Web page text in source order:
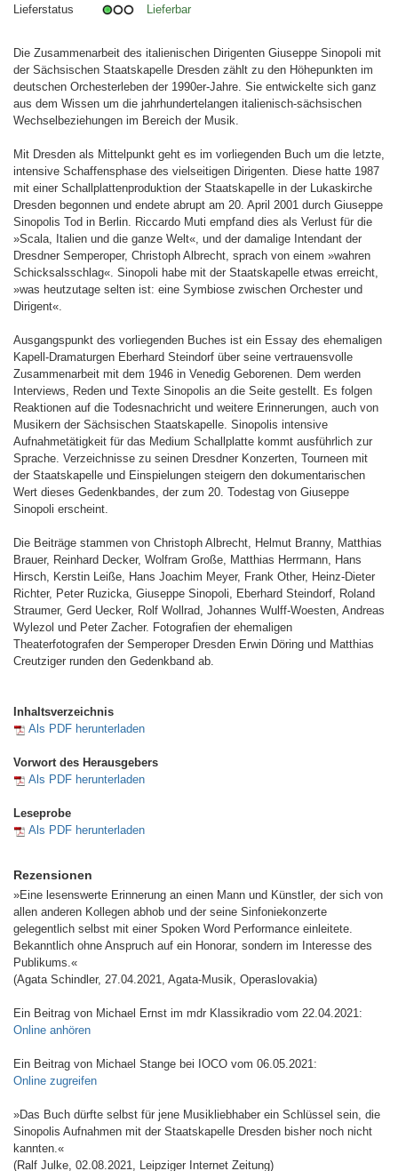
Lieferstatus
Lieferbar
Die Zusammenarbeit des italienischen Dirigenten Giuseppe Sinopoli mit
der Sächsischen Staatskapelle Dresden zählt zu den Höhepunkten im
deutschen Orchesterleben der 1990er-Jahre. Sie entwickelte sich ganz
aus dem Wissen um die jahrhundertelangen italienisch-sächsischen
Wechselbeziehungen im Bereich der Musik.
Mit Dresden als Mittelpunkt geht es im vorliegenden Buch um die letzte,
intensive Schaffensphase des vielseitigen Dirigenten. Diese hatte 1987
mit einer Schallplattenproduktion der Staatskapelle in der Lukaskirche
Dresden begonnen und endete abrupt am 20. April 2001 durch Giuseppe
Sinopolis Tod in Berlin. Riccardo Muti empfand dies als Verlust für die
»Scala, Italien und die ganze Welt«, und der damalige Intendant der
Dresdner Semperoper, Christoph Albrecht, sprach von einem »wahren
Schicksalsschlag«. Sinopoli habe mit der Staatskapelle etwas erreicht,
»was heutzutage selten ist: eine Symbiose zwischen Orchester und
Dirigent«.
Ausgangspunkt des vorliegenden Buches ist ein Essay des ehemaligen
Kapell-Dramaturgen Eberhard Steindorf über seine vertrauensvolle
Zusammenarbeit mit dem 1946 in Venedig Geborenen. Dem werden
Interviews, Reden und Texte Sinopolis an die Seite gestellt. Es folgen
Reaktionen auf die Todesnachricht und weitere Erinnerungen, auch von
Musikern der Sächsischen Staatskapelle. Sinopolis intensive
Aufnahmetätigkeit für das Medium Schallplatte kommt ausführlich zur
Sprache. Verzeichnisse zu seinen Dresdner Konzerten, Tourneen mit
der Staatskapelle und Einspielungen steigern den dokumentarischen
Wert dieses Gedenkbandes, der zum 20. Todestag von Giuseppe
Sinopoli erscheint.
Die Beiträge stammen von Christoph Albrecht, Helmut Branny, Matthias
Brauer, Reinhard Decker, Wolfram Große, Matthias Herrmann, Hans
Hirsch, Kerstin Leiße, Hans Joachim Meyer, Frank Other, Heinz-Dieter
Richter, Peter Ruzicka, Giuseppe Sinopoli, Eberhard Steindorf, Roland
Straumer, Gerd Uecker, Rolf Wollrad, Johannes Wulff-Woesten, Andreas
Wylezol und Peter Zacher. Fotografien der ehemaligen
Theaterfotografen der Semperoper Dresden Erwin Döring und Matthias
Creutziger runden den Gedenkband ab.
Inhaltsverzeichnis
Als PDF herunterladen
Vorwort des Herausgebers
Als PDF herunterladen
Leseprobe
Als PDF herunterladen
Rezensionen
»Eine lesenswerte Erinnerung an einen Mann und Künstler, der sich von
allen anderen Kollegen abhob und der seine Sinfoniekonzerte
gelegentlich selbst mit einer Spoken Word Performance einleitete.
Bekanntlich ohne Anspruch auf ein Honorar, sondern im Interesse des
Publikums.«
(Agata Schindler, 27.04.2021, Agata-Musik, Operaslovakia)
Ein Beitrag von Michael Ernst im mdr Klassikradio vom 22.04.2021:
Online anhören
Ein Beitrag von Michael Stange bei IOCO vom 06.05.2021:
Online zugreifen
»Das Buch dürfte selbst für jene Musikliebhaber ein Schlüssel sein, die
Sinopolis Aufnahmen mit der Staatskapelle Dresden bisher noch nicht
kannten.«
(Ralf Julke, 02.08.2021, Leipziger Internet Zeitung)